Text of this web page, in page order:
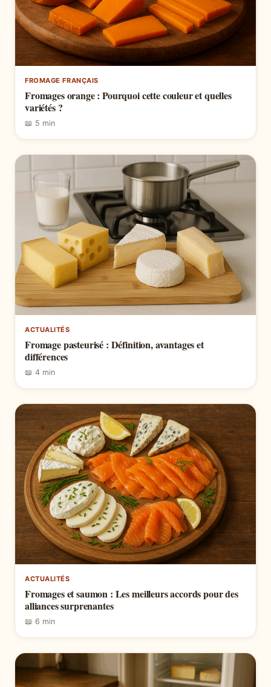
FROMAGE FRANÇAIS
Fromages orange : Pourquoi cette couleur et quelles
variétés ?
📖 5 min
ACTUALITÉS
Fromage pasteurisé : Définition, avantages et
différences
📖 4 min
ACTUALITÉS
Fromages et saumon : Les meilleurs accords pour des
alliances surprenantes
📖 6 min